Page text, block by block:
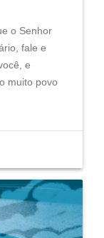
o Senhor
fale e
e
muito povo